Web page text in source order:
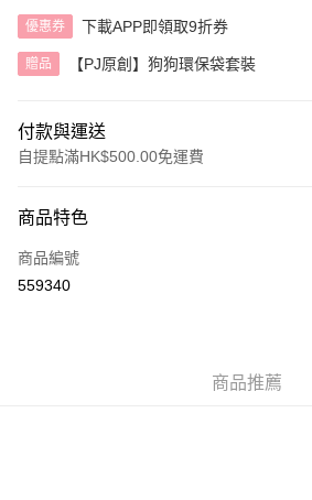
優惠券 下載APP即領取9折券
贈品 【PJ原創】狗狗環保袋套裝
付款與運送
自提點滿HK$500.00免運費
信用卡
AlipayHK
每筆HK$40.00，滿HK$500.00或以上免運費
商品特色
商品編號
559340
商品推薦